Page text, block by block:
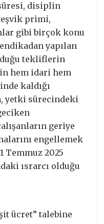
disiplin
primi,
gibi birçok konu
yapılan
tekliflerin
hem idari hem
kaldığı
yetki sürecindeki
geriye
engellemek
2025
ısrarcı olduğu
ücret” talebine